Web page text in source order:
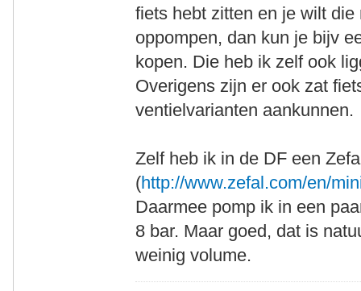
fiets hebt zitten en je wilt
oppompen, dan kun je bijv
kopen. Die heb ik zelf ook
Overigens zijn er ook zat
ventielvarianten aankunnen.
Zelf heb ik in de DF een
(http://www.zefal.com/en/
Daarmee pomp ik in een
8 bar. Maar goed, dat is
weinig volume.